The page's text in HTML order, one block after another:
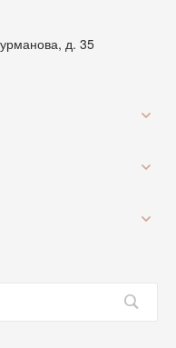
д. 35